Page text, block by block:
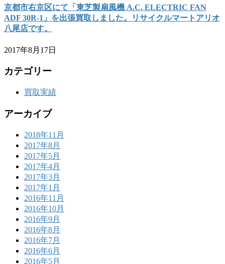
京都市右京区にて「東芝製扇風機 A.C. ELECTRIC FAN
ADF 30R-1」を出張買取しました。リサイクルマートアリオ
八尾店です。
2017年8月17日
カテゴリー
買取実績
アーカイブ
2018年11月
2017年8月
2017年5月
2017年4月
2017年3月
2017年1月
2016年11月
2016年10月
2016年9月
2016年8月
2016年7月
2016年6月
2016年5月